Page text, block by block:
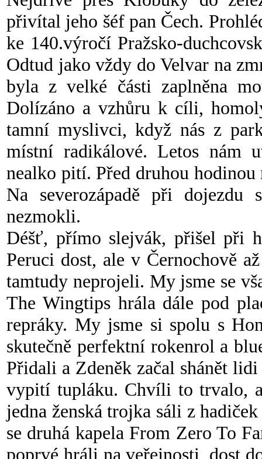
přivítal jeho šéf pan Čech.
ke 140.výročí Pražsko-
Odtud jako vždy do Velvar na
byla z velké části zaplněna
Dolízáno a vzhůru k cíli,
tamní myslivci, když nás z
místní radikálové. Letos nám
nealko pití. Před druhou hodinou
Na severozápadě při
nezmokli.
Déšť, přímo slejvák, přišel při
Peruci dost, ale v Černochově
tamtudy neprojeli. My jsme se
The Wingtips hrála dále pod
repráky. My jsme si spolu s
skutečně perfektní rokenrol a
Přidali a Zdeněk začal shánět
vypití tupláku. Chvíli to trvalo,
jedna ženská trojka sáli z
se druhá kapela From Zero To
poprvé hráli na veřejnosti, dost